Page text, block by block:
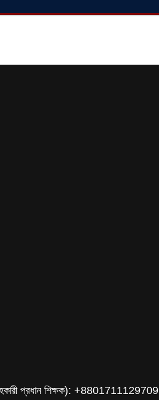
প্রধান শিক্ষক): +8801711129709